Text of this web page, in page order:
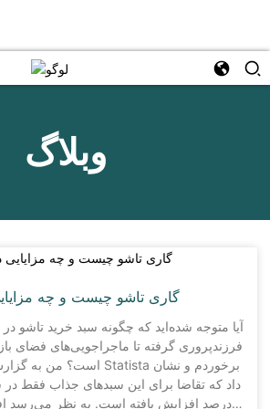
وبلاگ
گاری تاشو چیست و چه
آیا متوجه شده‌اید که چگونه سبد خرید تاشو
فرزندپروری گرفته تا ماجراجویی‌های فضای
درصد افزایش یافته است. به نظر می‌رسد